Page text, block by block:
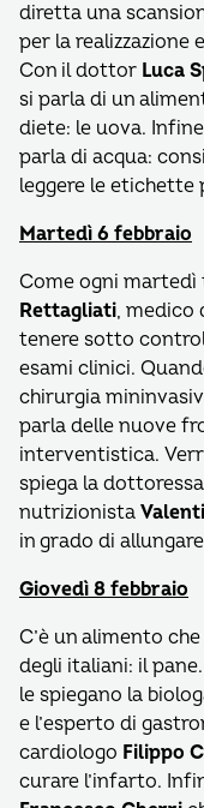
diretta una
per la realizzazione
Con il dottor Luca
si parla di un
diete: le uova.
parla di acqua:
leggere le etichette
Martedì 6 febbraio
Come ogni
Rettagliati, medico
tenere sotto
esami clinici.
chirurgia
parla delle nuove
interventistica.
spiega la dottoressa
nutrizionista
in grado di
Giovedì 8 febbraio
C’è un alimento
degli italiani: il
le spiegano la
e l’esperto di
cardiologo Filippo
curare l’infarto.